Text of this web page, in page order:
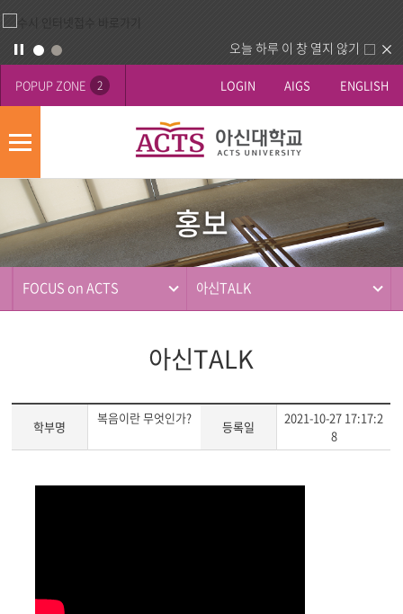
오늘 하루 이 창 열지 않기
POPUP ZONE 2 LOGIN AIGS ENGLISH
모
일
메
뉴
역
홍보
FOCUS on ACTS 아신TALK
아신TALK
학부명
복음이란 무엇인가?
등록일
2021-10-27 17:17:2
8